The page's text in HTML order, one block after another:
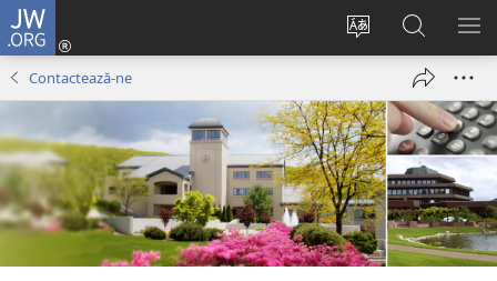
JW.ORG
Schimbaţi
ului
Conectează-
o
fereastră
nouă)
Căutați
pe
JW.ORG
Contactează-ne